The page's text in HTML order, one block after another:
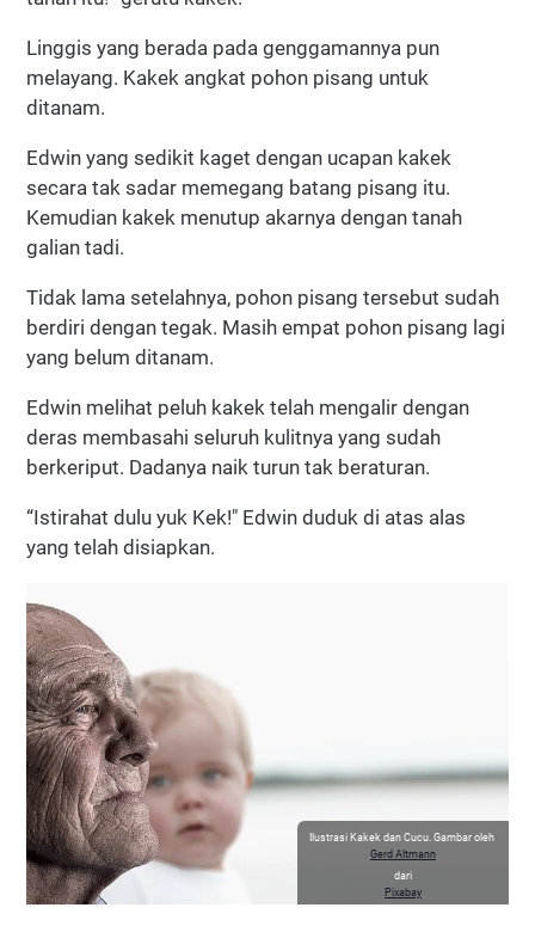
Linggis yang berada pada genggamannya pun
melayang. Kakek angkat pohon pisang untuk
ditanam.
Edwin yang sedikit kaget dengan ucapan kakek
secara tak sadar memegang batang pisang itu.
Kemudian kakek menutup akarnya dengan tanah
galian tadi.
Tidak lama setelahnya, pohon pisang tersebut sudah
berdiri dengan tegak. Masih empat pohon pisang lagi
yang belum ditanam.
Edwin melihat peluh kakek telah mengalir dengan
deras membasahi seluruh kulitnya yang sudah
berkeriput. Dadanya naik turun tak beraturan.
“Istirahat dulu yuk Kek!" Edwin duduk di atas alas
yang telah disiapkan.
Ilustrasi Kakek dan Cucu. Gambar oleh
Gerd Altmann
dari
Pixabay